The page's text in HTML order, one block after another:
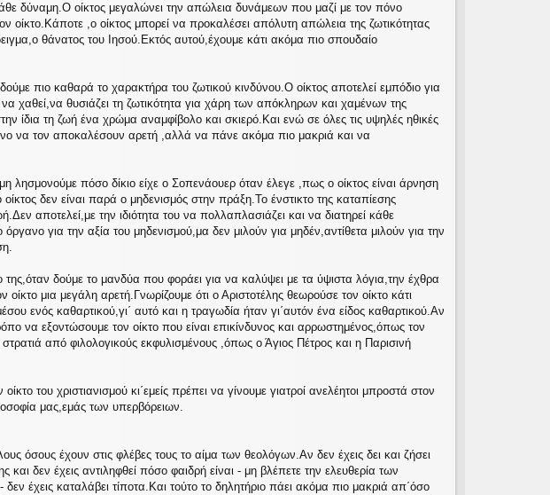
δύναμη.Ο οίκτος μεγαλώνει την απώλεια δυνάμεων που μαζί με τον πόνο
,ο οίκτος μπορεί να προκαλέσει απόλυτη απώλεια της ζωτικότητας
θάνατος του Ιησού.Εκτός αυτού,έχουμε κάτι ακόμα πιο σπουδαίο
πιο καθαρά το χαρακτήρα του ζωτικού κινδύνου.Ο οίκτος αποτελεί εμπόδιο για
να χαθεί,να θυσιάζει τη ζωτικότητα για χάρη των απόκληρων και χαμένων της
ίδια τη ζωή ένα χρώμα αναμφίβολο και σκιερό.Και ενώ σε όλες τις υψηλές ηθικές
να τον αποκαλέσουν αρετή ,αλλά να πάνε ακόμα πιο μακριά και να
πόσο δίκιο είχε ο Σοπενάουερ όταν έλεγε ,πως ο οίκτος είναι άρνηση
δεν είναι παρά ο μηδενισμός στην πράξη.Το ένστικτο της καταπίεσης
αποτελεί,με την ιδιότητα του να πολλαπλασιάζει και να διατηρεί κάθε
για την αξία του μηδενισμού,μα δεν μιλούν για μηδέν,αντίθετα μιλούν για την
δούμε το μανδύα που φοράει για να καλύψει με τα ύψιστα λόγια,την έχθρα
μια μεγάλη αρετή.Γνωρίζουμε ότι ο Αριστοτέλης θεωρούσε τον οίκτο κάτι
ενός καθαρτικού,γι΄ αυτό και η τραγωδία ήταν γι΄αυτόν ένα είδος καθαρτικού.Αν
να εξοντώσουμε τον οίκτο που είναι επικίνδυνος και αρρωστημένος,όπως τον
από φιλολογικούς εκφυλισμένους ,όπως ο Άγιος Πέτρος και η Παρισινή
του χριστιανισμού κι΄εμείς πρέπει να γίνουμε γιατροί ανελέητοι μπροστά στον
μας,εμάς των υπερβόρειων.
όσους έχουν στις φλέβες τους το αίμα των θεολόγων.Αν δεν έχεις δει και ζήσει
δεν έχεις αντιληφθεί πόσο φαιδρή είναι - μη βλέπετε την ελευθερία των
έχεις καταλάβει τίποτα.Και τούτο το δηλητήριο πάει ακόμα πιο μακριά απ΄όσο